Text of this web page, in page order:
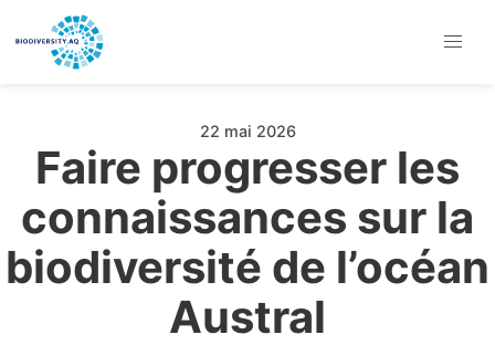
22 mai 2026
Faire progresser les
connaissances sur la
biodiversité de l’océan
Austral